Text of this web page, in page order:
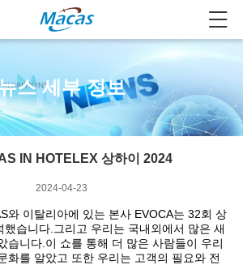
스 세부 정보
IN HOTELEX 상하이 2024
2024-04-23
와 이탈리아에 있는 본사 EVOCA는 32회 상
습니다.그리고 우리는 국내외에서 많은 새
습니다.이 쇼를 통해 더 많은 사람들이 우리
화를 알았고 또한 우리는 고객의 필요와 전